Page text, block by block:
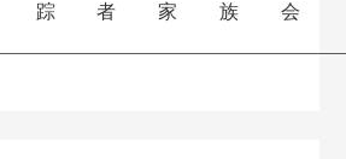
踪者家族会